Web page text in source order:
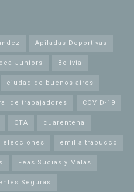
Apiladas Deportivas
Juniors Bolivia
ciudad de buenos aires
de trabajadores COVID-19
CTA cuarentena
elecciones emilia trabucco
Feas Sucias y Malas
Seguras